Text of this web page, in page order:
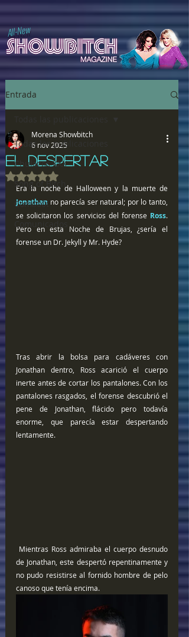
All-New
Entrada
Todas las publicaciones
Chulazos XXX
Song of Bitch
ComiXXX
Comunicados
EL DESPERTAR
Morena Showbitch
6 nov 2025
Obtuvo NaN de 5 estrellas.
Era la noche de Halloween y la muerte de
Jonathan no parecía ser natural; por lo tanto,
se solicitaron los servicios del forense Ross.
Pero en esta Noche de Brujas, ¿sería el
forense un Dr. Jekyll y Mr. Hyde?
Tras abrir la bolsa para cadáveres con
Jonathan dentro, Ross acarició el cuerpo
inerte antes de cortar los pantalones. Con los
pantalones rasgados, el forense descubrió el
pene de Jonathan, flácido pero todavía
enorme, que parecía estar despertando
lentamente.
Mientras Ross admiraba el cuerpo desnudo
de Jonathan, este despertó repentinamente y
no pudo resistirse al fornido hombre de pelo
canoso que tenía encima.